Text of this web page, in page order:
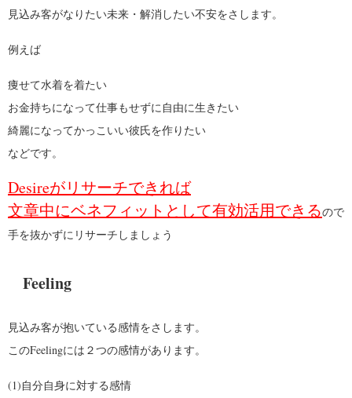
見込み客がなりたい未来・解消したい不安をさします。
例えば
痩せて水着を着たい
お金持ちになって仕事もせずに自由に生きたい
綺麗になってかっこいい彼氏を作りたい
などです。
Desireがリサーチできれば
文章中にベネフィットとして有効活用できるので
手を抜かずにリサーチしましょう
Feeling
見込み客が抱いている感情をさします。
このFeelingには２つの感情があります。
(1)自分自身に対する感情